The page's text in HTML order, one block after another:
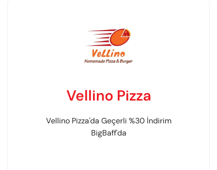
Vellino Pizza
Vellino Pizza'da Geçerli %30 İndirim
BigBaff'da